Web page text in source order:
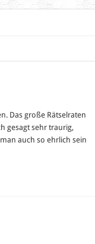
Das große Rätselraten
gesagt sehr traurig,
auch so ehrlich sein